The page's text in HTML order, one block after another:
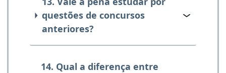
questões de concursos
anteriores?
14. Qual a diferença entre